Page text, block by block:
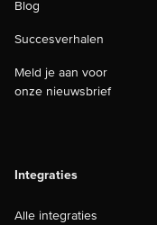
Blog
Succesverhalen
Meld je aan voor
onze nieuwsbrief
Integraties
Alle integraties